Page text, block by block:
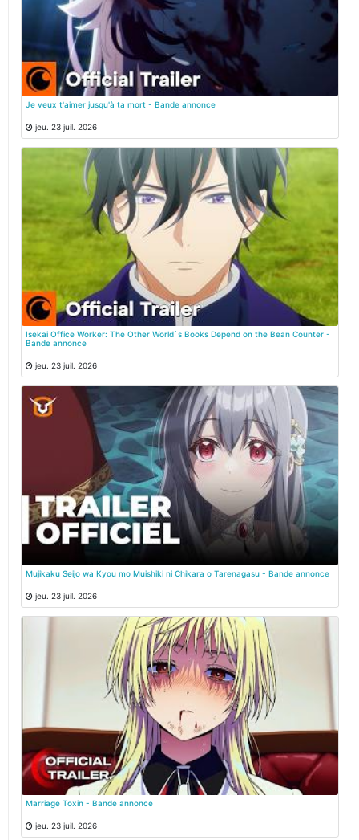
Je veux t'aimer jusqu'à ta mort - Bande annonce
jeu. 23 juil. 2026
Isekai Office Worker: The Other World`s Books Depend on the Bean Counter -
Bande annonce
jeu. 23 juil. 2026
Mujikaku Seijo wa Kyou mo Muishiki ni Chikara o Tarenagasu - Bande annonce
jeu. 23 juil. 2026
Marriage Toxin - Bande annonce
jeu. 23 juil. 2026